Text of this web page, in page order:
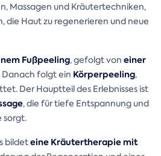
Massagen und Kräutertechniken,
die Haut zu regenerieren und neue
Fußpeeling, gefolgt von einer
Danach folgt ein Körperpeeling,
Der Hauptteil des Erlebnisses ist
, die für tiefe Entspannung und
sorgt.
bildeteine Kräutertherapie mit